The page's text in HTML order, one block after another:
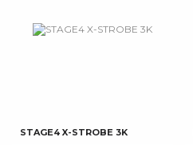
STAGE4 X-STROBE 3K